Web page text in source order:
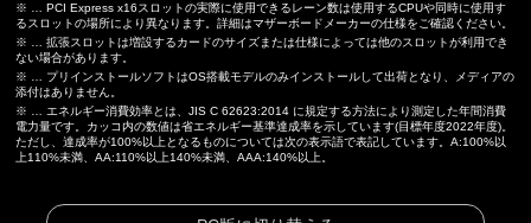
※ … PCI Express x16スロットの実際に使用できるレーン数は使用するCPUや同時に使用す
るスロットの場所により異なります。詳細はマザーボードメーカーの仕様をご確認ください。
※ … 拡張スロットは増設するカードのサイズまたは仕様によっては他のスロットが利用でき
ない場合があります。
※ … プリインストールソフトはOS搭載モデルのみインストールして出荷となり、メディアの
添付はありません。
※ … エネルギー消費効率とは、JIS C 62623:2014 に規定する方法により測定した年間消費
電力量です。カッコ内の数値は省エネルギー基準達成率を示しています(目標年度2022年度)。
ただし、達成率が100%以上となるものについては次の表示語で表記しています。A:100%以
上110%未満、AA:110%以上140%未満、AAA:140%以上。